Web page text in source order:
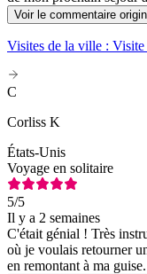
Voir le commentaire
Visites de la ville :
C
Corliss K
États-Unis
Voyage en solitaire
5/5
Il y a 2 semaines
C'était génial ! Très
où je voulais retourner
en remontant à ma